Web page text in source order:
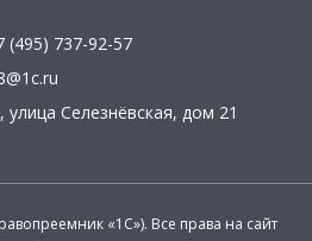
(495) 737-92-57
, улица Селезнёвская, дом 21
«1С»). Все права на сайт